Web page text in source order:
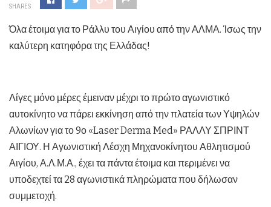
SHARES
Όλα έτοιμα για το Ράλλυ του Αιγίου από την ΑΛΜΑ. Ίσως την
καλύτερη κατηφόρα της Ελλάδας!
Λίγες μόνο μέρες έμειναν μέχρι το πρώτο αγωνιστικό
αυτοκίνητο να πάρει εκκίνηση από την πλατεία των Υψηλών
Αλωνίων για το 9ο «Laser Derma Med» ΡΑΛΛΥ ΣΠΡΙΝΤ
ΑΙΓΙΟΥ. Η Αγωνιστική Λέσχη Μηχανοκίνητου Αθλητισμού
Αιγίου, Α.Λ.Μ.Α., έχει τα πάντα έτοιμα και περιμένει να
υποδεχτεί τα 28 αγωνιστικά πληρώματα που δήλωσαν
συμμετοχή.